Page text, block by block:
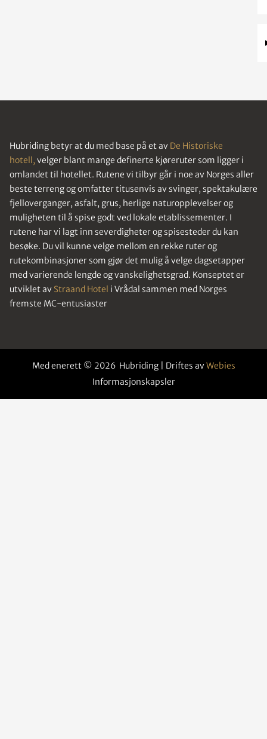
Hubriding betyr at du med base på et av De Historiske
hotell, velger blant mange definerte kjøreruter som ligger i
omlandet til hotellet. Rutene vi tilbyr går i noe av Norges aller
beste terreng og omfatter titusenvis av svinger, spektakulære
fjelloverganger, asfalt, grus, herlige naturopplevelser og
muligheten til å spise godt ved lokale etablissementer. I
rutene har vi lagt inn severdigheter og spisesteder du kan
besøke. Du vil kunne velge mellom en rekke ruter og
rutekombinasjoner som gjør det mulig å velge dagsetapper
med varierende lengde og vanskelighetsgrad. Konseptet er
utviklet av Straand Hotel i Vrådal sammen med Norges
fremste MC-entusiaster
Med enerett © 2026 Hubriding | Driftes avWebies
Informasjonskapsler